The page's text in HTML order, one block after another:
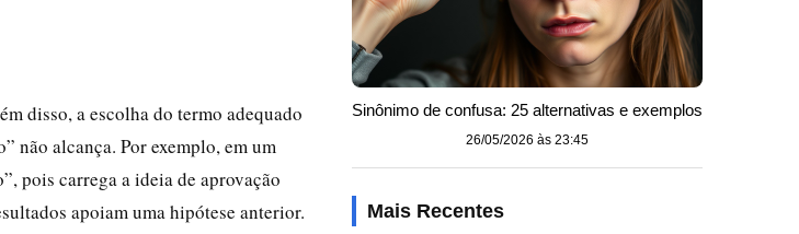
disso, a escolha do termo adequado
não alcança. Por exemplo, em um
pois carrega a ideia de aprovação
apoiam uma hipótese anterior.
Sinônimo de confusa: 25 alternativas e exemplos
26/05/2026 às 23:45
Mais Recentes